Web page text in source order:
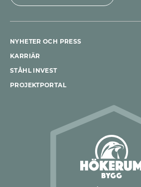
NYHETER OCH PRESS
KARRIÄR
STÅHL INVEST
PROJEKTPORTAL